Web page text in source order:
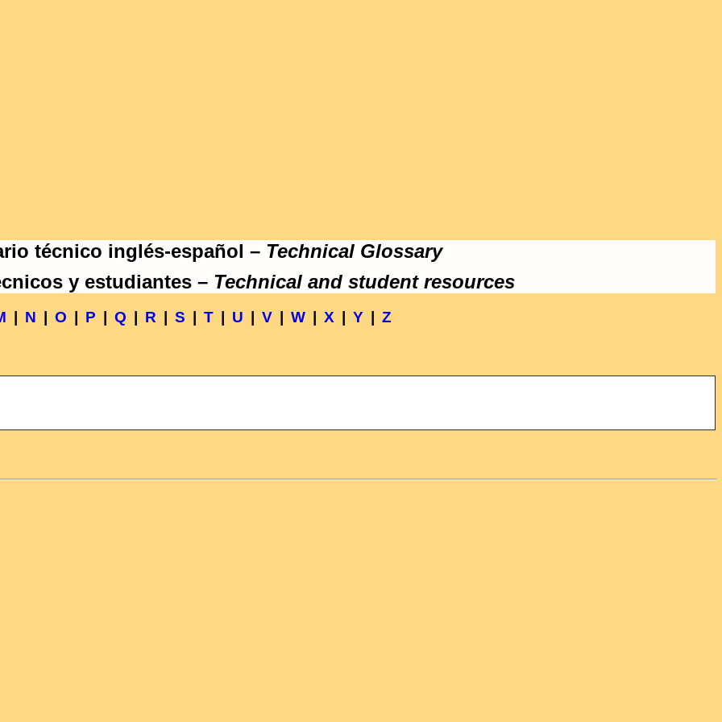
técnico inglés-español – Technical Glossary
y estudiantes – Technical and student resources
N O P Q R S T U V W X Y
Z